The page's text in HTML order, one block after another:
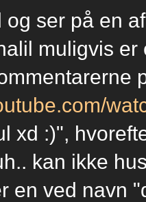
og ser på en
muligvis
xd :)",
kan ikke
en ved navn